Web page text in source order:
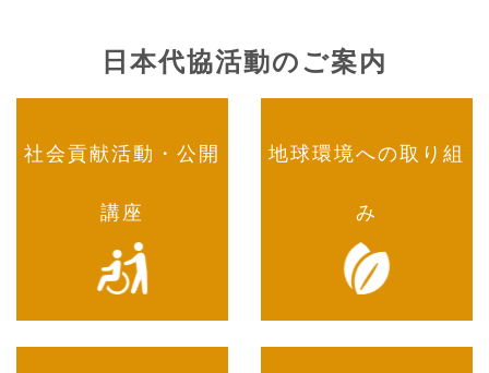
日本代協活動のご案内
社会貢献活動・公開
講座
地球環境への取り組
み